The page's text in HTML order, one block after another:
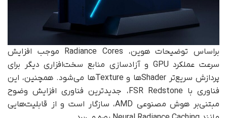
براساس توضیحات هوین، Radiance Cores موجب افزایش
سرعت عملکرد GPU و آزادسازی منابع سخت‌افزاری دیگر برای
پردازش سریع‌تر Shaderها و Textureها می‌شود. همچنین، این
فناوری با FSR Redstone، جدیدترین فناوری افزایش وضوح
مبتنی‌بر هوش مصنوعی AMD، سازگار است و از قابلیت‌هایی